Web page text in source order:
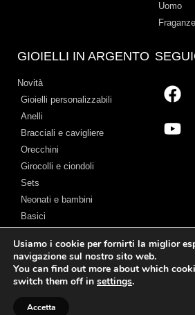
Uomo
Fraganze
GIOIELLI IN ARGENTO
Novità
Gioielli personalizzabili
Anelli
Bracciali e cavigliere
Orecchini
Girocolli e ciondoli
Sets
Neonati e bambini
Basici
Avviso legale–Termini e Condizioni–
Usiamo i cookie per fornirti la miglior
navigazione sul nostro sito web.
You can find out more about which
switch them off in settings.
Accetta